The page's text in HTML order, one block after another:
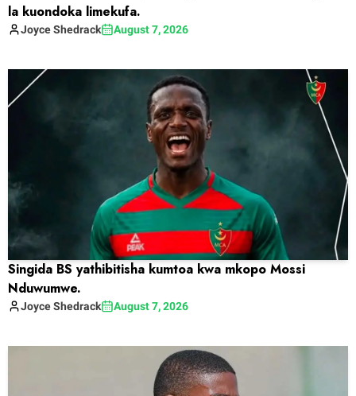
la kuondoka limekufa.
JoyceShedrack August 7, 2026
Singida BS yathibitisha kumtoa kwa mkopo Mossi
Nduwumwe.
JoyceShedrack August 7, 2026